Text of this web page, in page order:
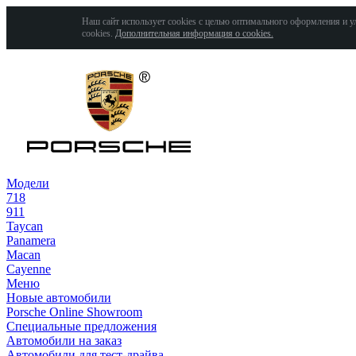
Наш сайт использует cookies с целью оптимального оформления и
cookies. Дополнительная информация о cookies.
Модели
718
911
Taycan
Panamera
Macan
Cayenne
Меню
Новые автомобили
Porsche Online Showroom
Специальные предложения
Автомобили на заказ